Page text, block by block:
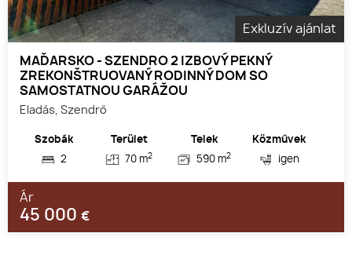
Exkluzív ajánlat
MAĎARSKO - SZENDRO 2 IZBOVÝ PEKNÝ
ZREKONŠTRUOVANÝ RODINNÝ DOM SO
SAMOSTATNOU GARÁŽOU
Eladás, Szendrő
Szobák
2
Terület
70 m2
Telek
590 m2
Közművek
igen
Ár
45 000 €